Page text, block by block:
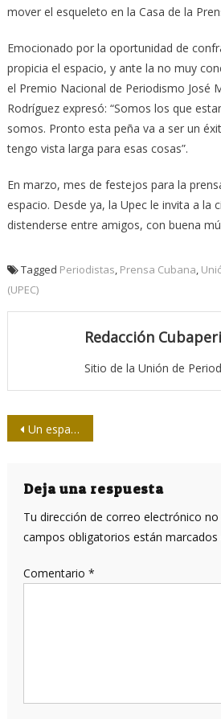
mover el esqueleto en la Casa de la
Emocionado por la oportunidad de
propicia el espacio, y ante la no muy
el Premio Nacional de Periodismo José
Rodríguez expresó: “Somos los que
somos. Pronto esta peña va a ser un
tengo vista larga para esas cosas”.
En marzo, mes de festejos para la
espacio. Desde ya, la Upec le invita a la
distenderse entre amigos, con buena
Tagged Periodistas, Prensa Cubana,
(UPEC)
Redacción
Sitio de la Unión de
Navegación
entradas
Un espacio para Adelante en la fiesta de las letras
Deja una respuesta
Tu dirección de correo electrónico no
campos obligatorios están marcados
Comentario *